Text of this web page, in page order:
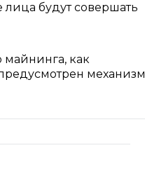
будут совершать
майнинга, как
механизм